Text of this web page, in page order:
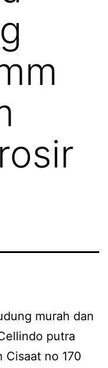
murah dan
putra
Cisaat no 170